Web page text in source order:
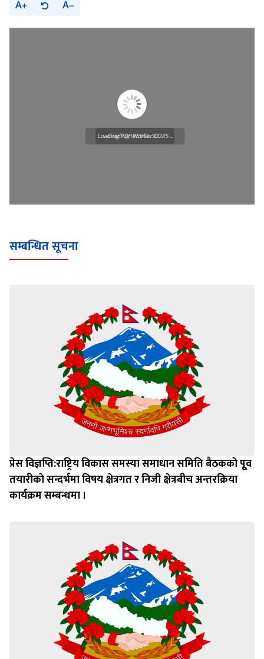
A A
Loading WEBGL 3D ...
Loading PDF Worker CORS ...
सम्बन्धित सूचना
प्रेस विज्ञप्ति:राष्ट्रिय विकास समस्या समाधान समिति बैठककाे पूृव
तयारीकाे सन्दर्भमा विषय क्षेत्रगत र निजी क्षेत्रबीच अन्तरक्रिया
कार्यक्रम सम्बन्धमा ।